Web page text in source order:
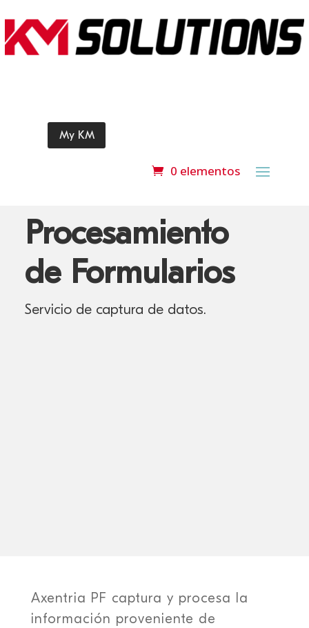
My KM
0 elementos
Procesamiento
de Formularios
Servicio de captura de datos.
Axentria PF captura y procesa la
información proveniente de